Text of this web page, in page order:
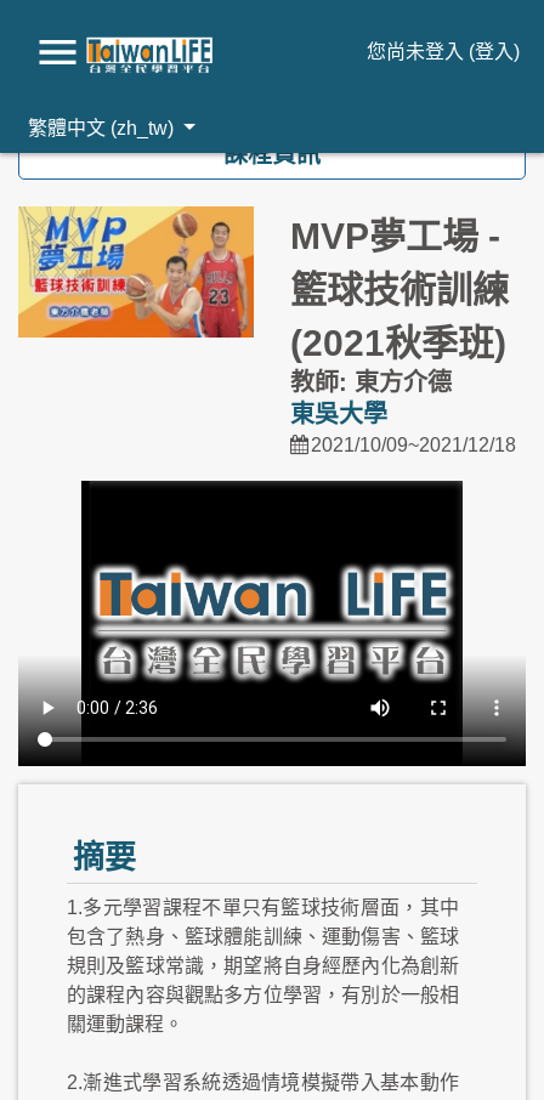
您尚未登入 (登入)
繁體中文 ‎(zh_tw)‎
課程資訊
MVP夢工場 -
籃球技術訓練
(2021秋季班)
教師: 東方介德
東吳大學
2021/10/09~2021/12/18
摘要
1.多元學習課程不單只有籃球技術層面，其中
包含了熱身、籃球體能訓練、運動傷害、籃球
規則及籃球常識，期望將自身經歷內化為創新
的課程內容與觀點多方位學習，有別於一般相
關運動課程。
2.漸進式學習系統透過情境模擬帶入基本動作